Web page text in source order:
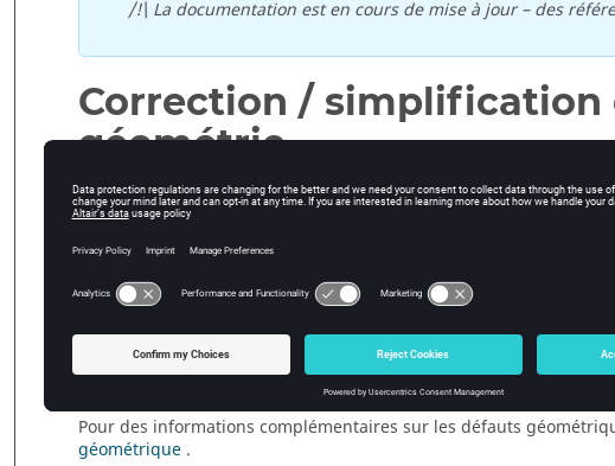
/!\ La documentation est en cours de mise à jour – des
Correction / simplification
géométrie
Introduction
Cette section concerne la correction des défauts géométriques
Conseil de lecture
Pour des informations complémentaires sur les défauts
géométrique .